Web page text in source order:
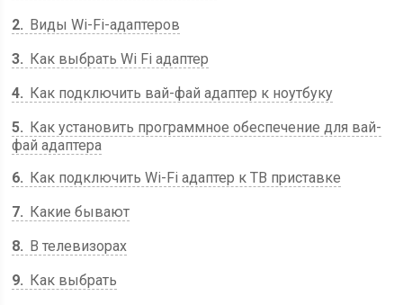
2
Виды Wi-Fi-адаптеров
3
Как выбрать Wi Fi адаптер
4
Как подключить вай-фай адаптер к ноутбуку
5
Как установить программное обеспечение для вай-
фай адаптера
6
Как подключить Wi-Fi адаптер к ТВ приставке
7
Какие бывают
8
В телевизорах
9
Как выбрать